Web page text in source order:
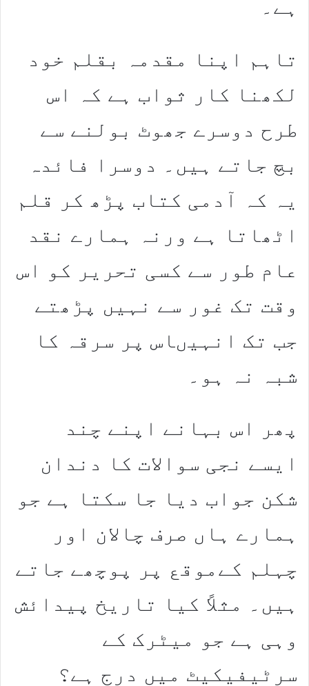
ہے۔
تاہم اپنا مقدمہ بقلم خود
لکھنا کار ثواب ہے کہ اس
طرح دوسرے جھوٹ بولنے سے
بچ جاتے ہیں۔ دوسرا فائدہ
یہ کہ آدمی کتاب پڑھ کر قلم
اٹھاتا ہے ورنہ ہمارے نقد
عام طور سے کسی تحریر کو اس
وقت تک غور سے نہیں پڑھتے
جب تک انہیںاس پر سرقہ کا
شبہ نہ ہو۔
پھر اس بہانے اپنے چند
ایسے نجی سوالات کا دندان
شکن جواب دیا جا سکتا ہے جو
ہمارے ہاں صرف چالان اور
چہلم کےموقع پر پوچھے جاتے
ہیں۔ مثلاً کیا تاریخ پیدائش
وہی ہے جو میٹرک کے
سرٹیفیکیٹ میں درج ہے؟